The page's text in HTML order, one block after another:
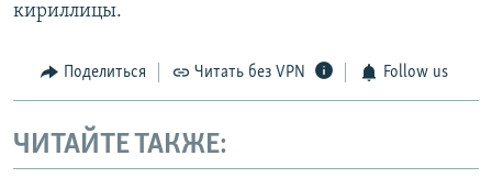
кириллицы.
Поделиться Читать без VPN Follow us
ЧИТАЙТЕ ТАКЖЕ: